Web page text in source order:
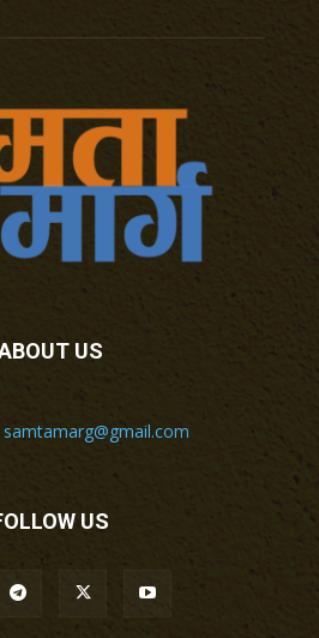
US
samtamarg@gmail.com
US